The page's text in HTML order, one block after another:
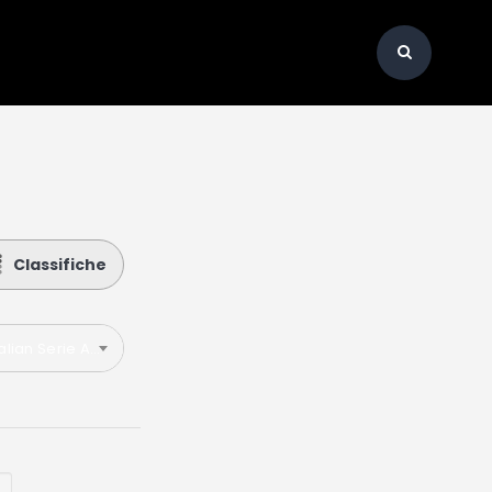
Classifiche
Italian Serie A 2018-2019